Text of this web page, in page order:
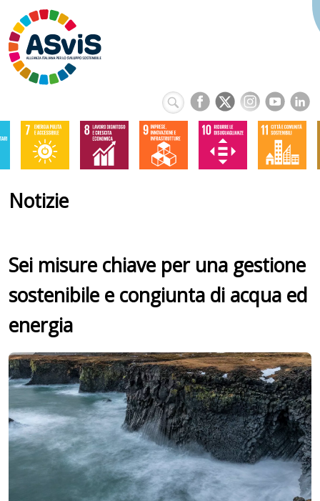
Notizie
Sei misure chiave per una gestione
sostenibile e congiunta di acqua ed
energia